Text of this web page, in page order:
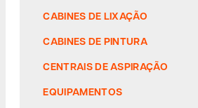
CABINES DE LIXAÇÃO
CABINES DE PINTURA
CENTRAIS DE ASPIRAÇÃO
EQUIPAMENTOS